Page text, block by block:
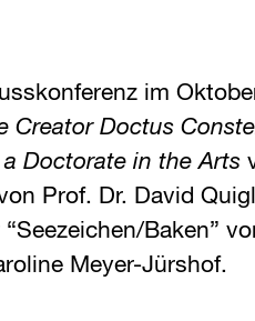
im
Creator Doctus
Doctorate in the Arts
Prof. Dr. David
Baken”
Meyer-Jürshof.